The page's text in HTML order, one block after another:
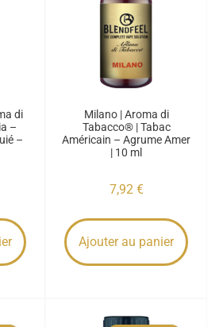
di
–
–
Milano | Aroma di
Tabacco® | Tabac
Américain – Agrume Amer
| 10 ml
7,92 €
Ajouter au panier